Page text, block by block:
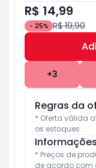
R$ 14,99
- 25% R$ 19,90
+3
Regras da
* Oferta válida
os estoques.
* Preços de
de acordo com